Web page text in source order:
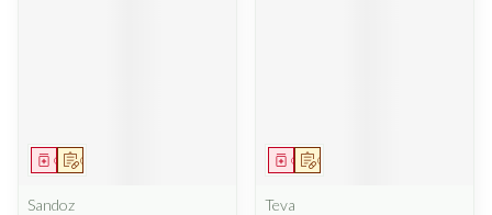
Op voorschrift
Geneesmiddel
Sandoz
Op voorschrift
Geneesmiddel
Teva